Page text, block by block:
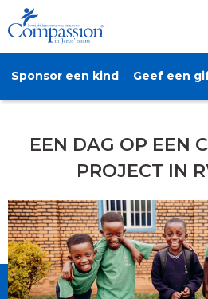
Sponsor een kind Geef een
EEN DAG OP EEN
PROJECT IN